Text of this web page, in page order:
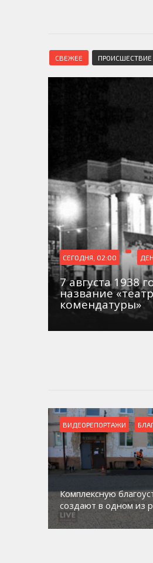
СВЕЖЕЕ ПРОИСШЕСТВИЕ
СЕГОДНЯ, 02:00
7 августа 1938
название
комендатуры»
ВИДЕОРЕПОРТАЖИ
Комплексную
создают в одном из